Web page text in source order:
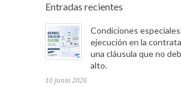
Entradas recientes
Condiciones
ejecución en la
una cláusula que no
alto.
10 junio 2026